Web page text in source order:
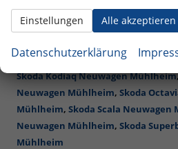
Tarraco Neuwagen Mühlheim
Skoda Reimporte - EU Neuwagen
Neuwagen Mühlheim,Skoda
Skoda Kodiaq Neuwagen Mühlheim
Neuwagen Mühlheim, Skoda
Mühlheim, Skoda Scala Neuwagen
Neuwagen Mühlheim, Skoda
Mühlheim
Alle akzeptieren
Einstellungen
Datenschutzerklärung